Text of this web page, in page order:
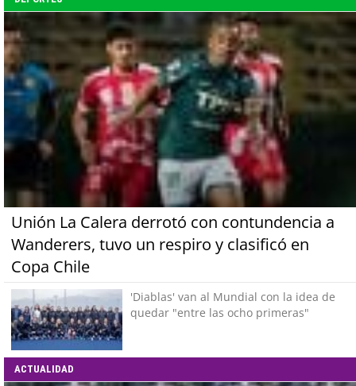
Unión La Calera derrotó con contundencia a
Wanderers, tuvo un respiro y clasificó en
Copa Chile
'Diablas' van al Mundial con la idea de
quedar "entre las ocho primeras"
ACTUALIDAD